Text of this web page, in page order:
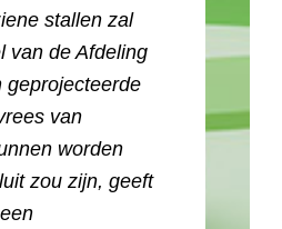
stallen zal
van de Afdeling
geprojecteerde
van
worden
zou zijn, geeft